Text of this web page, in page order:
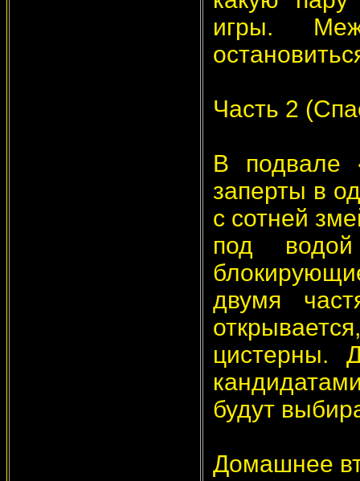
игры.
Часть 2
В подвале
заперты в
с сотней
под
двумя
цистерны.
будут
Домашнее